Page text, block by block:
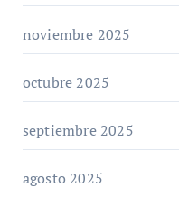
noviembre 2025
octubre 2025
septiembre 2025
agosto 2025